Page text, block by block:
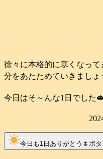
徐々に本格的に寒くなっ
分をあたためていきまし
今日はそ～んな1日でした
clear_day今日も1日ありがとう🌷ボタ